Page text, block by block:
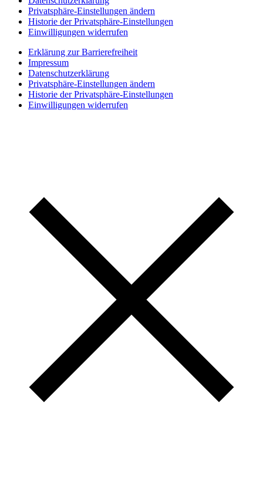
Privatsphäre-Einstellungen ändern
Historie der Privatsphäre-Einstellungen
Einwilligungen widerrufen
Erklärung zur Barrierefreiheit
Impressum
Datenschutzerklärung
Privatsphäre-Einstellungen ändern
Historie der Privatsphäre-Einstellungen
Einwilligungen widerrufen